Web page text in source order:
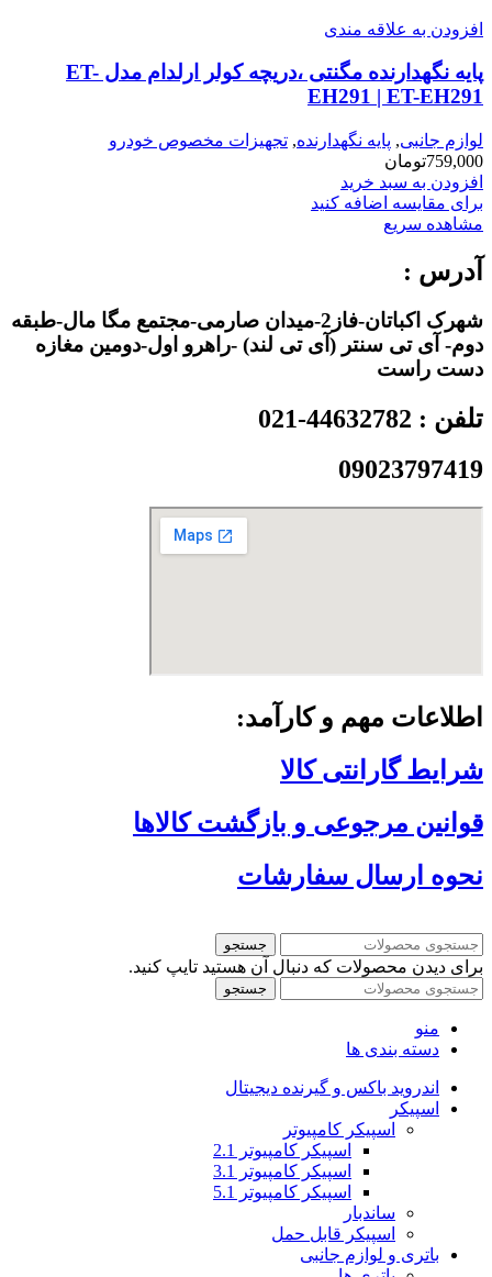
افزودن به علاقه مندی
پایه نگهدارنده مگنتی ،دریچه کولر ارلدام مدل ET-
EH291 | ET-EH291
لوازم جانبی, پایه نگهدارنده, تجهیزات مخصوص خودرو
759,000تومان
افزودن به سبد خرید
برای مقایسه اضافه کنید
مشاهده سریع
آدرس :
شهرک اکباتان-فاز2-میدان صارمی-مجتمع مگا مال-طبقه
دوم- آی تی سنتر (آی تی لند) -راهرو اول-دومین مغازه
دست راست
تلفن : 44632782-021
09023797419
اطلاعات مهم و کارآمد:
شرایط گارانتی کالا
قوانین مرجوعی و بازگشت کالاها
نحوه ارسال سفارشات
جستجو
برای دیدن محصولات که دنبال آن هستید تایپ کنید.
جستجو
منو
دسته بندی ها
اندروید باکس و گیرنده دیجیتال
اسپیکر
اسپیکر کامپیوتر
اسپیکر کامپیوتر 2.1
اسپیکر کامپیوتر 3.1
اسپیکر کامپیوتر 5.1
ساندبار
اسپیکر قابل حمل
باتری و لوازم جانبی